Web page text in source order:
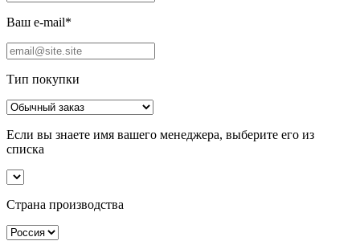
Ваш e-mail*
Тип покупки
Если вы знаете имя вашего менеджера, выберите его из
списка
Страна производства